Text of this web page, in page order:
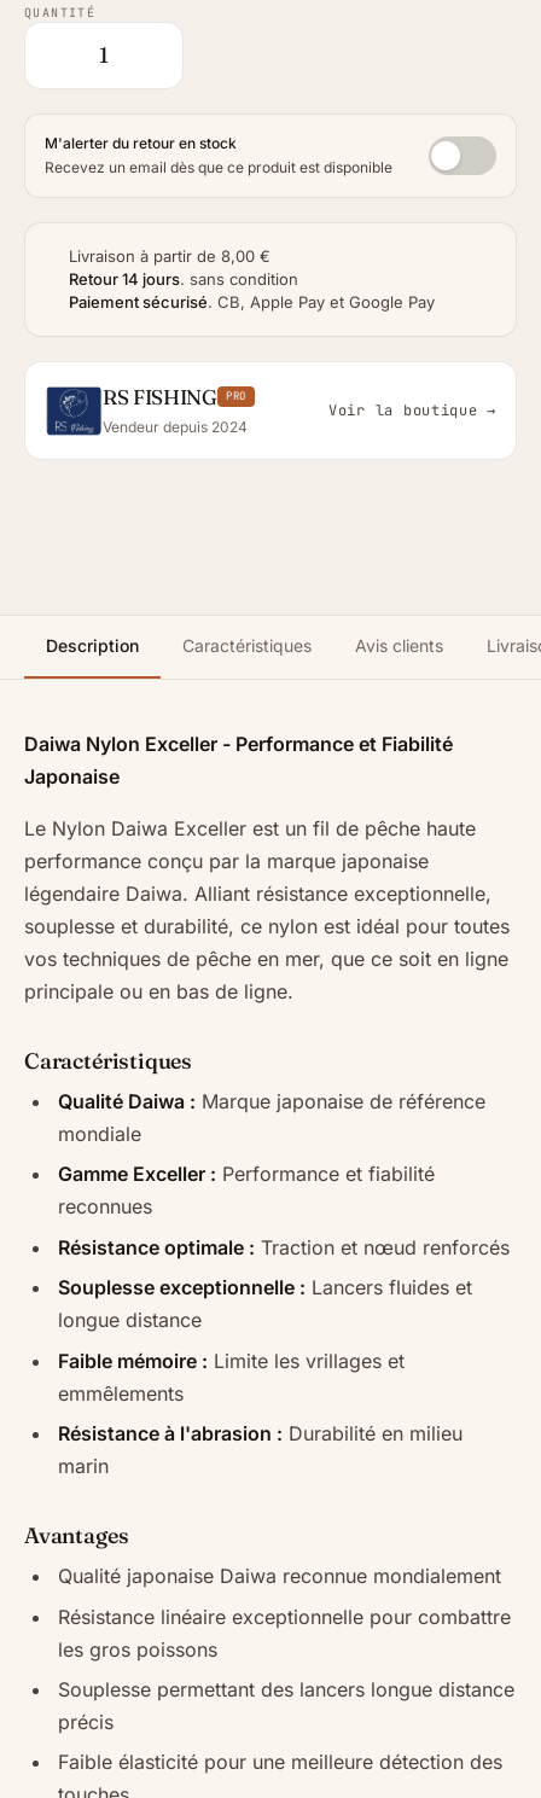
QUANTITÉ
M'alerter du retour en stock
Recevez un email dès que ce produit est disponible
Livraison à partir de 8,00 €
Retour 14 jours. sans condition
Paiement sécurisé. CB, Apple Pay et Google Pay
RS FISHING PRO
Vendeur depuis 2024
Voir la boutique →
Description Caractéristiques Avis clients
Daiwa Nylon Exceller - Performance et Fiabilité
Japonaise
Le Nylon Daiwa Exceller est un fil de pêche haute
performance conçu par la marque japonaise
légendaire Daiwa. Alliant résistance exceptionnelle,
souplesse et durabilité, ce nylon est idéal pour toutes
vos techniques de pêche en mer, que ce soit en ligne
principale ou en bas de ligne.
Caractéristiques
Qualité Daiwa : Marque japonaise de référence
mondiale
Gamme Exceller : Performance et fiabilité
reconnues
Résistance optimale : Traction et nœud renforcés
Souplesse exceptionnelle : Lancers fluides et
longue distance
Faible mémoire : Limite les vrillages et
emmêlements
Résistance à l'abrasion : Durabilité en milieu
marin
Avantages
Qualité japonaise Daiwa reconnue mondialement
Résistance linéaire exceptionnelle pour combattre
les gros poissons
Souplesse permettant des lancers longue distance
précis
Faible élasticité pour une meilleure détection des